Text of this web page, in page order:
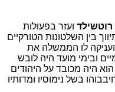
רוטשילד ועזר בפעולות
בין השלטונות הטורקיים
לו הממשלה את
ובימי מועד היה לובש
היה מכובד על היהודים
בשל נימוסיו ומדותיו